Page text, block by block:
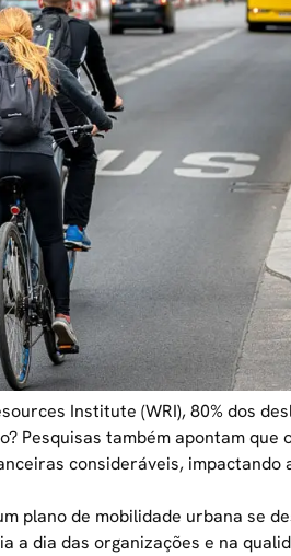
Institute (WRI), 80% dos
Pesquisas também apontam que
consideráveis, impactando
plano de mobilidade urbana se
a dia das organizações e na